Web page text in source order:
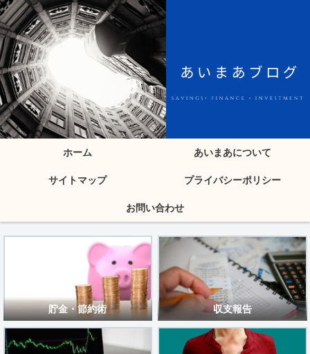
ホーム あいまあについて
サイトマップ プライバシーポリシー
お問い合わせ
貯金・節約術 収支報告